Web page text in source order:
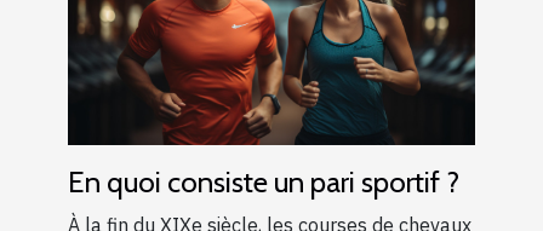
En quoi consiste un pari sportif ?
À la fin du XIXe siècle, les courses de chevaux